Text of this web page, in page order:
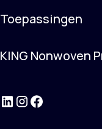
Toepassingen
KING Nonwoven
LinkedInInstagram